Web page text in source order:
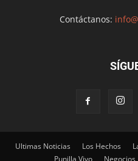
Contáctanos:
Ultimas Noticias Los Hechos
Punilla Vivo
Negocios